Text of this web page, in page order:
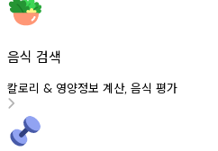
음식 검색
칼로리 & 영양정보 계산, 음식 평가